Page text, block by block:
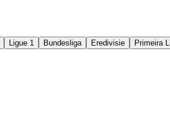
Ligue 1 Bundesliga Eredivisie Primeira